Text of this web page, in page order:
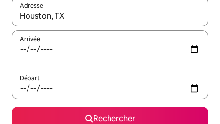
Adresse
Lorsque les résultats s'affichent, utilisez les flèches vers le
Arrivée
Départ
Rechercher